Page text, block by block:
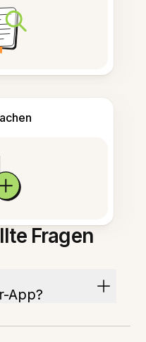
Fragen
App?